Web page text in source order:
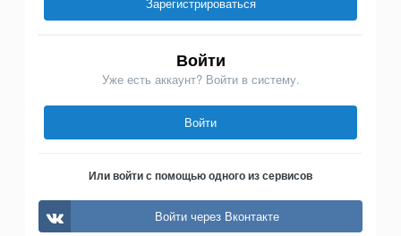
Зарегистрироваться
Войти
Уже есть аккаунт? Войти в систему.
Войти
Или войти с помощью одного из сервисов
Войти через Вконтакте